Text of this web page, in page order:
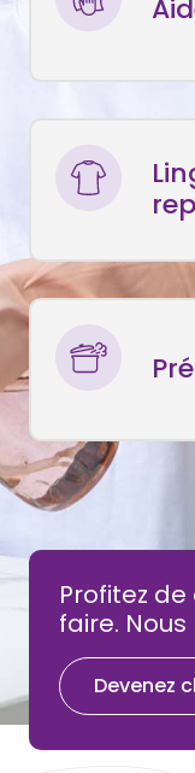
Profitez
faire.
Devenez